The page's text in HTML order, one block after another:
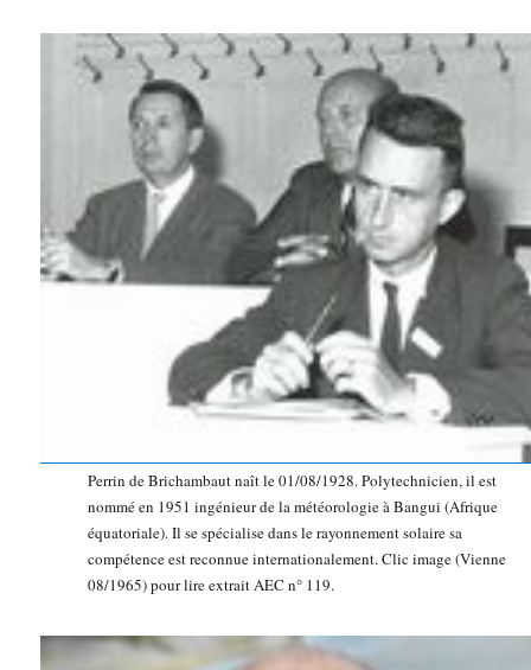
Perrin de Brichambaut naît le 01/08/1928. Polytechnicien, il est
nommé en 1951 ingénieur de la météorologie à Bangui (Afrique
équatoriale). Il se spécialise dans le rayonnement solaire sa
compétence est reconnue internationalement. Clic image (Vienne
08/1965) pour lire extrait AEC n° 119.